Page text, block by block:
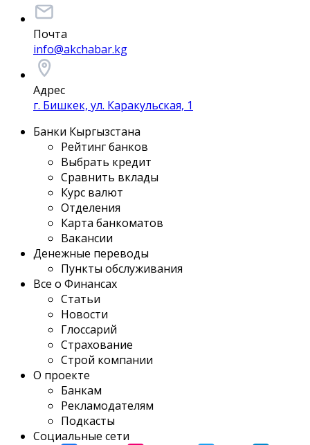
Почта
info@akchabar.kg
Адрес
г. Бишкек, ул. Каракульская, 1
Банки Кыргызстана
Рейтинг банков
Выбрать кредит
Сравнить вклады
Курс валют
Отделения
Карта банкоматов
Вакансии
Денежные переводы
Пункты обслуживания
Все о Финансах
Статьи
Новости
Глоссарий
Страхование
Строй компании
О проекте
Банкам
Рекламодателям
Подкасты
Социальные сети